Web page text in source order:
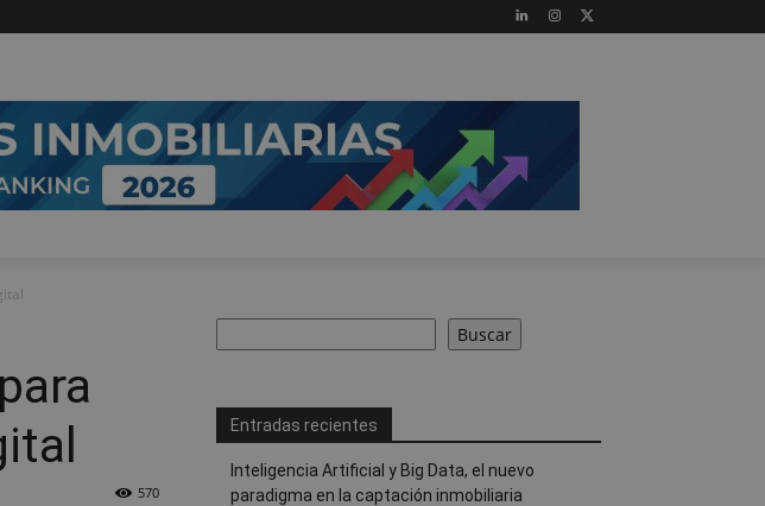
570
Buscar
Entradas recientes
Inteligencia Artificial y Big Data, el nuevo
paradigma en la captación inmobiliaria